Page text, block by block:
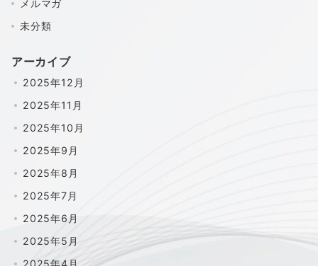
メルマガ
未分類
アーカイブ
2025年12月
2025年11月
2025年10月
2025年9月
2025年8月
2025年7月
2025年6月
2025年5月
2025年4月